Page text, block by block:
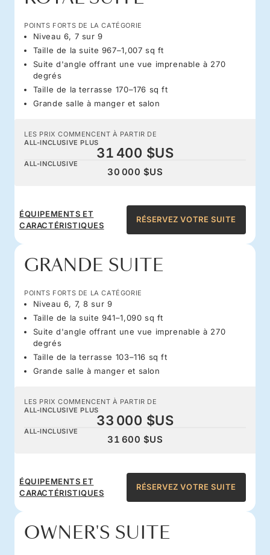
POINTS FORTS DE LA CATÉGORIE
Niveau 6, 7 sur 9
Taille de la suite 967–1,007 sq ft
Suite d'angle offrant une vue imprenable à 270
degrés
Taille de la terrasse 170–176 sq ft
Grande salle à manger et salon
LES PRIX COMMENCENT À PARTIR DE
ALL-INCLUSIVE PLUS
31 400 $US
ALL-INCLUSIVE
30 000 $US
ÉQUIPEMENTS ET
CARACTÉRISTIQUES
RÉSERVEZ VOTRE SUITE
GRANDE SUITE
POINTS FORTS DE LA CATÉGORIE
Niveau 6, 7, 8 sur 9
Taille de la suite 941–1,090 sq ft
Suite d'angle offrant une vue imprenable à 270
degrés
Taille de la terrasse 103–116 sq ft
Grande salle à manger et salon
LES PRIX COMMENCENT À PARTIR DE
ALL-INCLUSIVE PLUS
33 000 $US
ALL-INCLUSIVE
31 600 $US
ÉQUIPEMENTS ET
CARACTÉRISTIQUES
RÉSERVEZ VOTRE SUITE
OWNER'S SUITE